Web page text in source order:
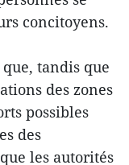
concitoyens.
tandis que
des zones
possibles
des
les autorités